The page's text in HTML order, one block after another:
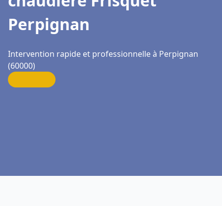
Perpignan
Intervention rapide et professionnelle à Perpignan
(60000)